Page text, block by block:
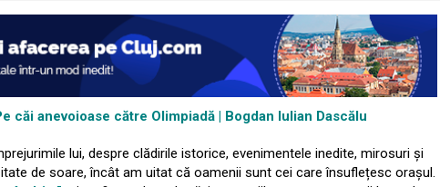
căi anevoioase către Olimpiadă | Bogdan Iulian Dascălu
lui, despre clădirile istorice, evenimentele inedite, mirosuri și
de soare, încât am uitat că oamenii sunt cei care însuflețesc orașul.